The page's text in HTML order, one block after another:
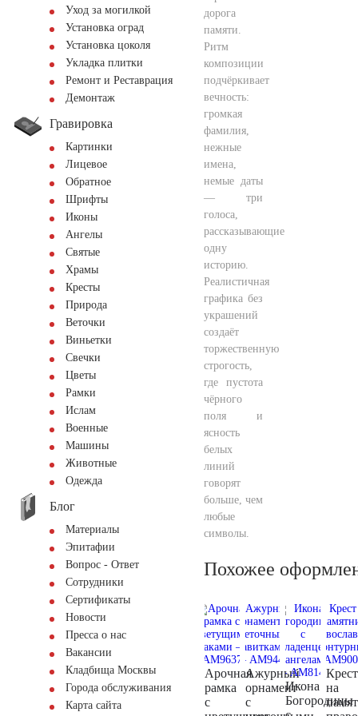
Уход за могилкой
Установка оград
Установка цоколя
Укладка плитки
Ремонт и Реставрация
Демонтаж
Гравировка
Картинки
Лицевое
Обратное
Шрифты
Иконы
Ангелы
Святые
Храмы
Кресты
Природа
Веточки
Виньетки
Свечки
Цветы
Рамки
Ислам
Военные
Машины
Животные
Одежда
Блог
Материалы
Эпитафии
Вопрос - Ответ
Сотрудники
Сертификаты
Новости
Пресса о нас
Вакансии
Кладбища Москвы
Города обслуживания
Карта сайта
дорога
памяти.
Ритм
композиции
подчёркивает
вечность:
громкая
фамилия,
нежные
имена,
немые даты
— три
голоса,
рассказывающие
одну
историю.
Реалистичная
графика без
украшений
создаёт
торжественную
строгость,
где пустота
чёрного
поля и
ясность
белых
линий
говорят
больше, чем
любые
символы.
Похожее
Арочная
рамка
с
Ажурный
орнамент
с
Икона
Богородицы
Крест
на